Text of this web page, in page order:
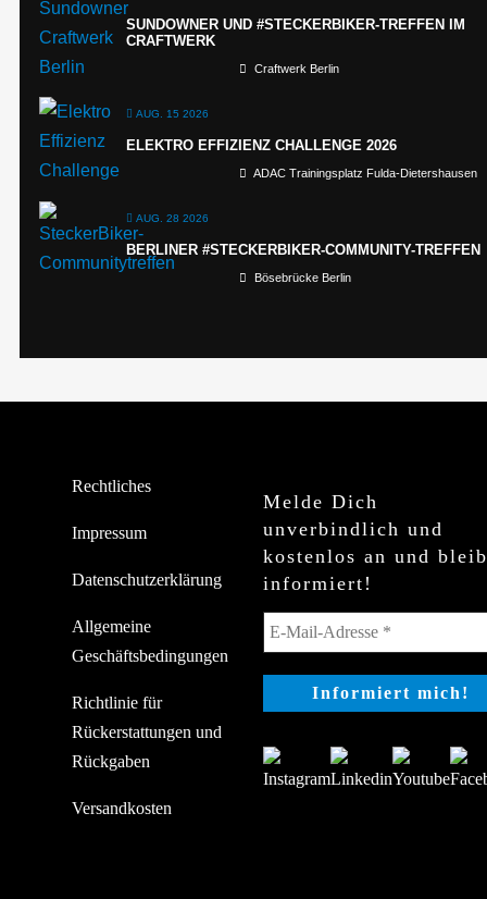
SUNDOWNER UND #STECKERBIKER-TREFFEN IM
CRAFTWERK
Craftwerk Berlin
AUG. 15 2026
ELEKTRO EFFIZIENZ CHALLENGE 2026
ADAC Trainingsplatz Fulda-Dietershausen
AUG. 28 2026
BERLINER #STECKERBIKER-COMMUNITY-TREFFEN
Bösebrücke Berlin
Rechtliches
Impressum
Datenschutzerklärung
Allgemeine
Geschäftsbedingungen
Richtlinie für
Rückerstattungen und
Rückgaben
Versandkosten
Melde Dich
unverbindlich und
kostenlos an und
informiert!